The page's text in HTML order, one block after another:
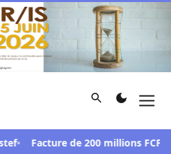
et d'investigation
Rechercher
Facture de 200 millions FCFA au